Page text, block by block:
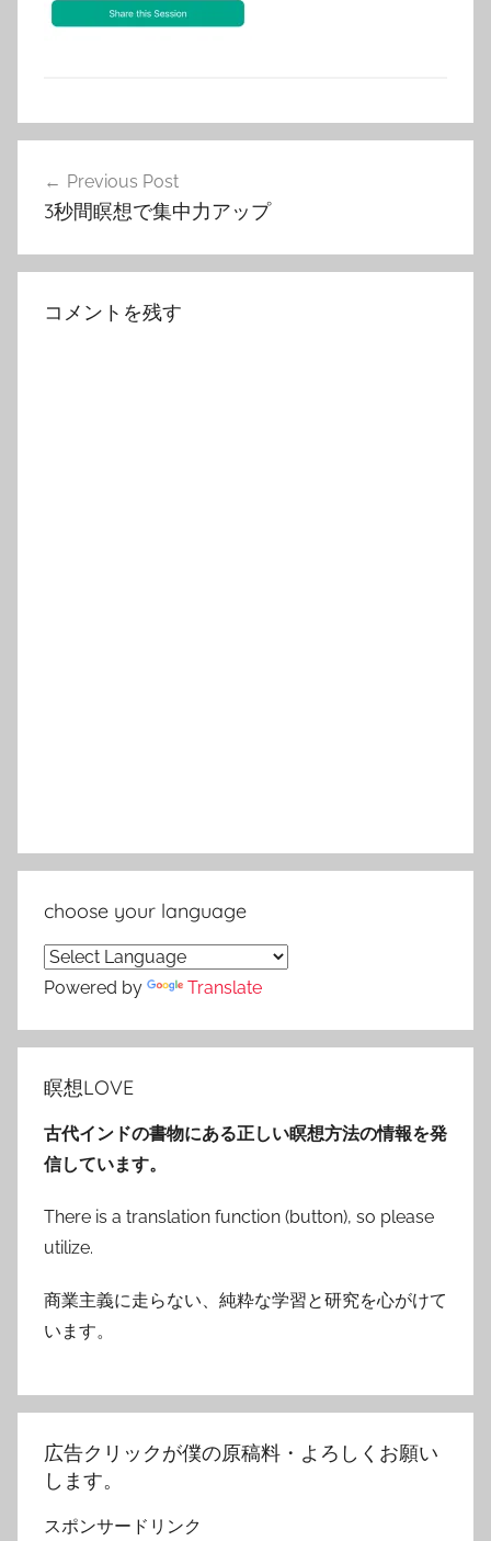
ビ
Previous Post
3秒間瞑想で集中力アップ
コメントを残す
choose your language
Powered by Translate
瞑想LOVE
古代インドの書物にある正しい瞑想方法の情報を発
信しています。
There is a translation function (button), so please
utilize.
商業主義に走らない、純粋な学習と研究を心がけて
います。
広告クリックが僕の原稿料・よろしくお願い
します。
スポンサードリンク